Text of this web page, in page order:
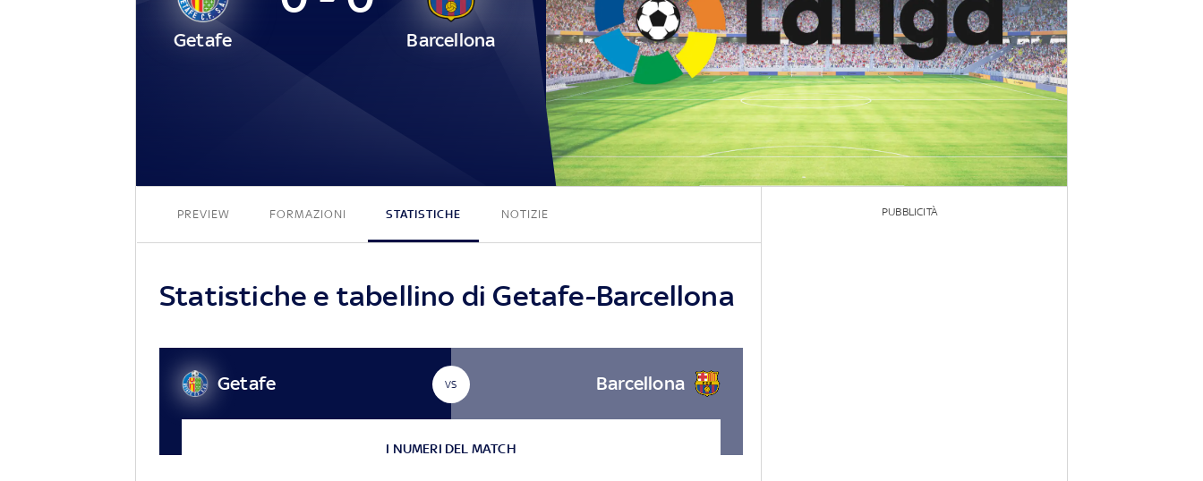
Getafe Barcellona
0 - 0
PREVIEW FORMAZIONI STATISTICHE NOTIZIE
Statistiche e tabellino di Getafe-Barcellona
Getafe VS Barcellona
I NUMERI DEL MATCH
PUBBLICITÀ